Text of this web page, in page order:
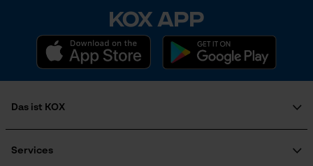
KOX APP
Das ist KOX
Soziales Engagement
Services
Statistik Cookies
Fact-Finder Tracking